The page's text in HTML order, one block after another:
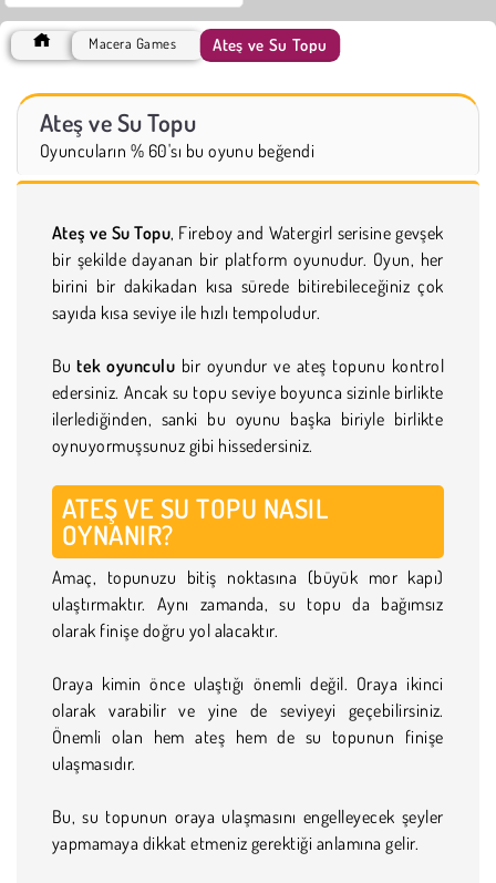
Macera Games Ateş ve Su Topu
Ateş ve Su Topu
Oyuncuların % 60'sı bu oyunu beğendi
Ateş ve Su Topu, Fireboy and Watergirl serisine gevşek
bir şekilde dayanan bir platform oyunudur. Oyun, her
birini bir dakikadan kısa sürede bitirebileceğiniz çok
sayıda kısa seviye ile hızlı tempoludur.
Butek oyunculu bir oyundur ve ateş topunu kontrol
edersiniz. Ancak su topu seviye boyunca sizinle birlikte
ilerlediğinden, sanki bu oyunu başka biriyle birlikte
oynuyormuşsunuz gibi hissedersiniz.
ATEŞ VE SU TOPU NASIL
OYNANIR?
Amaç, topunuzu bitiş noktasına (büyük mor kapı)
ulaştırmaktır. Aynı zamanda, su topu da bağımsız
olarak finişe doğru yol alacaktır.
Oraya kimin önce ulaştığı önemli değil. Oraya ikinci
olarak varabilir ve yine de seviyeyi geçebilirsiniz.
Önemli olan hem ateş hem de su topunun finişe
ulaşmasıdır.
Bu, su topunun oraya ulaşmasını engelleyecek şeyler
yapmamaya dikkat etmeniz gerektiği anlamına gelir.